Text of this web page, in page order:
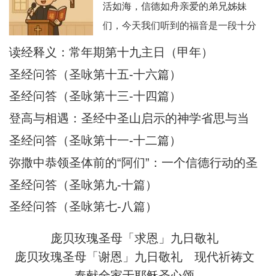
活如海，信德如舟亲爱的弟兄姊妹
们，今天我们听到的福音是一段十分
震撼人心的经历：耶稣在海面上行
下沉，被耶稣所救。这不仅是一段神
迹，更是一幅信仰旅程的象征图画。
在这图画中，我们看到：风浪 = 生活
的试炼、恐惧、不安；船 = 教会与我
们的信仰生活；
读经释义：常年期第十九主日（甲年）
圣经问答（圣咏第十五-十六篇）
圣经问答（圣咏第十三-十四篇）
登高与相遇：圣经中圣山启示的神学省思与当
代意义
圣经问答（圣咏第十一-十二篇）
弥撒中恭领圣体前的“阿们”：一个信德行动的圣
经根源与神学意蕴
圣经问答（圣咏第九-十篇）
圣经问答（圣咏第七-八篇）
庞贝玫瑰圣母「求恩」九日敬礼
庞贝玫瑰圣母「谢恩」九日敬礼
现代祈祷文